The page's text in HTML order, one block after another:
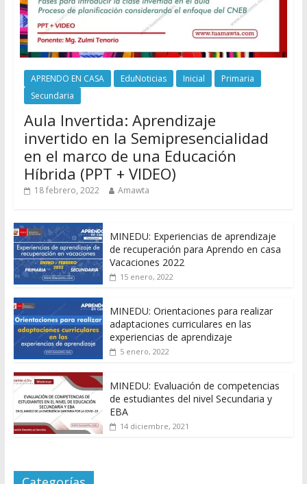
APRENDO EN CASA EduNoticias Inicial
Primaria
Secundaria
Aula Invertida: Aprendizaje
invertido en la Semipresencialidad
en el marco de una Educación
Híbrida (PPT + VIDEO)
18 febrero, 2022 Amawta
MINEDU: Experiencias de aprendizaje
de recuperación para Aprendo en casa
Vacaciones 2022
15 enero, 2022
MINEDU: Orientaciones para realizar
adaptaciones curriculares en las
experiencias de aprendizaje
5 enero, 2022
MINEDU: Evaluación de competencias
de estudiantes del nivel Secundaria y
EBA
14 diciembre, 2021